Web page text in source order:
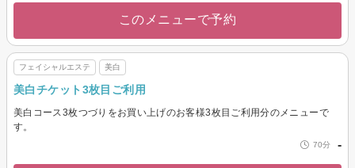
このメニューで予約
フェイシャルエステ 美白
美白チケット3枚目ご利用
美白コース3枚つづりをお買い上げのお客様3枚目ご利用分のメニューで
す。
70分 -